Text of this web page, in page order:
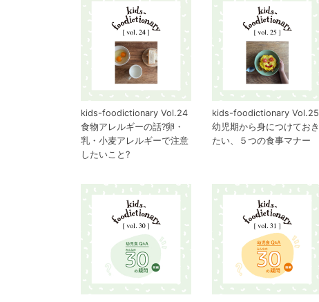
kids-foodictionary Vol.24
食物アレルギーの話?卵・
乳・小麦アレルギーで注意
したいこと?
kids-foodictionary Vol.25
幼児期から身につけておき
たい、５つの食事マナー